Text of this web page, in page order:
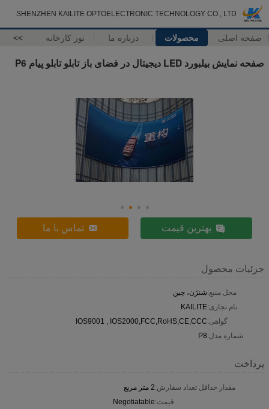
SHENZHEN KAILITE OPTOELECTRONIC TECHNOLOGY CO., LTD
صفحه اصلی محصولات درباره ما تور کارخانه >>
صفحه نمایش بیلبورد LED دیجیتال در فضای باز تابلو تابلو پیام P6
بهترین قیمت تماس با ما
جزئیات محصول
محل منبع:شنژن، چین
نام تجاری:KAILITE
گواهی:IOS9001 , IOS2000,FCC,RoHS,CE,CCC
شماره مدل:P8
پرداخت
مقدار حداقل تعداد سفارش:2 متر مربع
قیمت:Negotiatable